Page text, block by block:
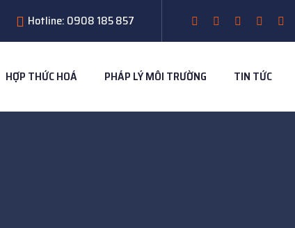
Hotline: 0908 185 857
HỢP THỨC HOÁ PHÁP LÝ MÔI TRƯỜNG TIN TỨC